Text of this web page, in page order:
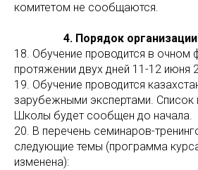
комитетом не сообщаются.
4. Порядок
18. Обучение проводится в очном
протяжении двух дней 11-12 июня
19. Обучение проводится
зарубежными экспертами. Список
Школы будет сообщен до начала.
20. В перечень семинаров-
следующие темы (программа
изменена):